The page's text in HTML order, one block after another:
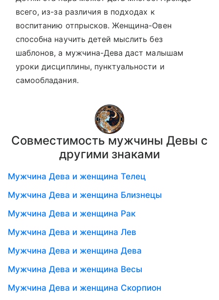
всего, из-за различия в подходах к
воспитанию отпрысков. Женщина-Овен
способна научить детей мыслить без
шаблонов, а мужчина-Дева даст малышам
уроки дисциплины, пунктуальности и
самообладания.
Совместимость мужчины Девы с
другими знаками
Мужчина Дева и женщина Телец
Мужчина Дева и женщина Близнецы
Мужчина Дева и женщина Рак
Мужчина Дева и женщина Лев
Мужчина Дева и женщина Дева
Мужчина Дева и женщина Весы
Мужчина Дева и женщина Скорпион